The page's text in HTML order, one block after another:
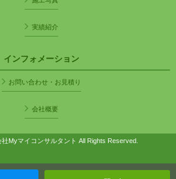
実績紹介
インフォメーション
お問い合わせ・お見積り
会社概要
Myマイコンサルタント All Rights Reserved.